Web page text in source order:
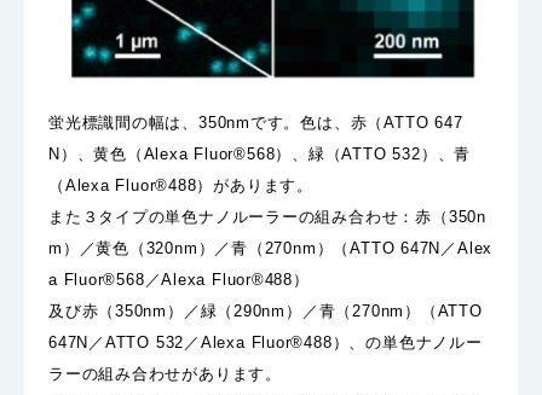
蛍光標識間の幅は、350nmです。色は、赤（ATTO 647
N）、黄色（Alexa Fluor®568）、緑（ATTO 532）、青
（Alexa Fluor®488）があります。
また３タイプの単色ナノルーラーの組み合わせ：赤（350n
m）／黄色（320nm）／青（270nm）（ATTO 647N／Alex
a Fluor®568／Alexa Fluor®488）
及び赤（350nm）／緑（290nm）／青（270nm）（ATTO
647N／ATTO 532／Alexa Fluor®488）、の単色ナノルー
ラーの組み合わせがあります。